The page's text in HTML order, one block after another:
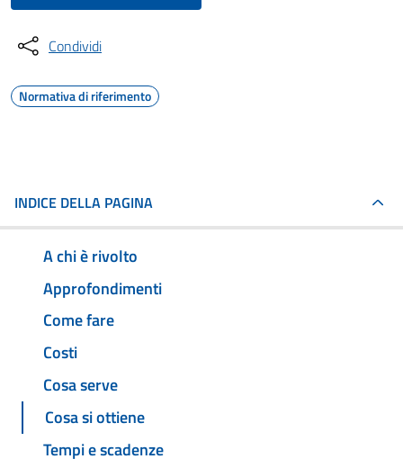
Condividi
Normativa di riferimento
INDICE DELLA PAGINA
A chi è rivolto
Approfondimenti
Come fare
Costi
Cosa serve
Cosa si ottiene
Tempi e scadenze